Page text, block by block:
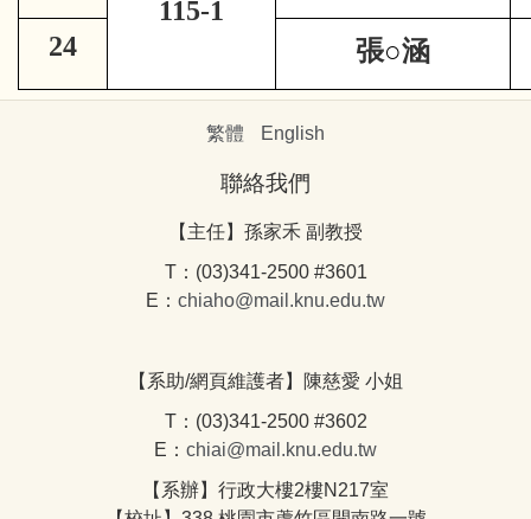
115-1
24 張○涵
繁體 English
聯絡我們
【主任】孫家禾 副教授
T：(03)341-2500 #3601
E： chiaho@mail.knu.edu.tw
【系助/網頁維護者】陳慈愛 小姐
T：(03)341-2500 #3602
E： chiai@mail.knu.edu.tw
【系辦】行政大樓2樓N217室